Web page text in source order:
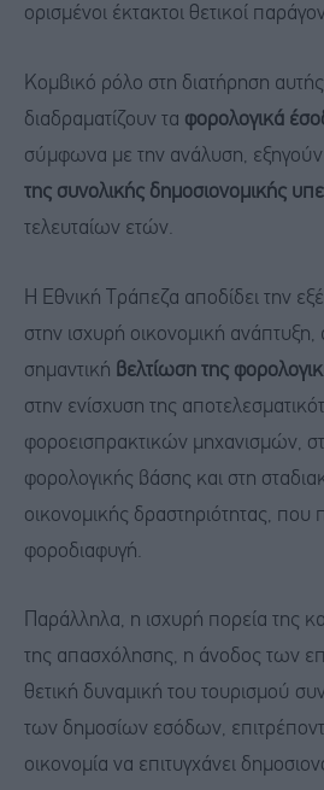
ορισμένοι έκτακτοι θετικοί
Κομβικό ρόλο στη διατήρηση
διαδραματίζουν τα φορολογικά
σύμφωνα με την ανάλυση, εξηγούν
της συνολικής δημοσιονομικής
τελευταίων ετών.
Η Εθνική Τράπεζα αποδίδει την
στην ισχυρή οικονομική ανάπτυξη,
σημαντική βελτίωση της
στην ενίσχυση της
φοροεισπρακτικών μηχανισμών,
φορολογικής βάσης και στη
οικονομικής δραστηριότητας, που
φοροδιαφυγή.
Παράλληλα, η ισχυρή πορεία της
της απασχόλησης, η άνοδος των
θετική δυναμική του τουρισμού
των δημοσίων εσόδων,
οικονομία να επιτυγχάνει